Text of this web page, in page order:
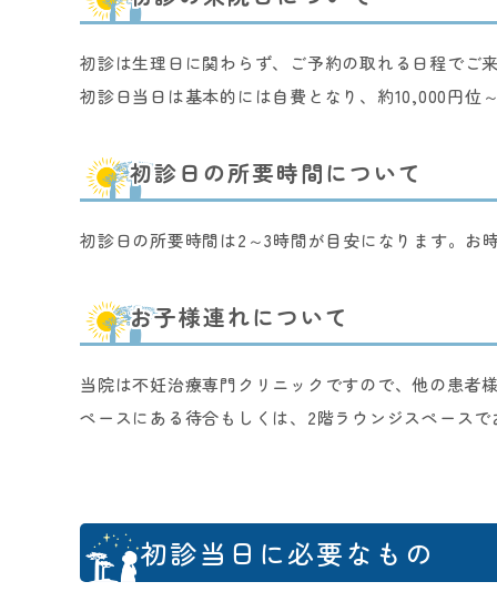
初診は生理日に関わらず、ご予約の取れる日程でご
初診日当日は基本的には自費となり、約10,000円位
初診日の所要時間について
初診日の所要時間は2～3時間が目安になります。お
お子様連れについて
当院は不妊治療専門クリニックですので、他の患者
ペースにある待合もしくは、2階ラウンジスペース
初診当日に必要なもの